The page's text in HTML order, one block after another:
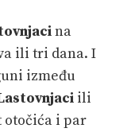
na
ili tri dana. I
između
ili
otočića i par